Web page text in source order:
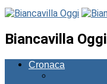
Biancavilla Oggi
Cronaca